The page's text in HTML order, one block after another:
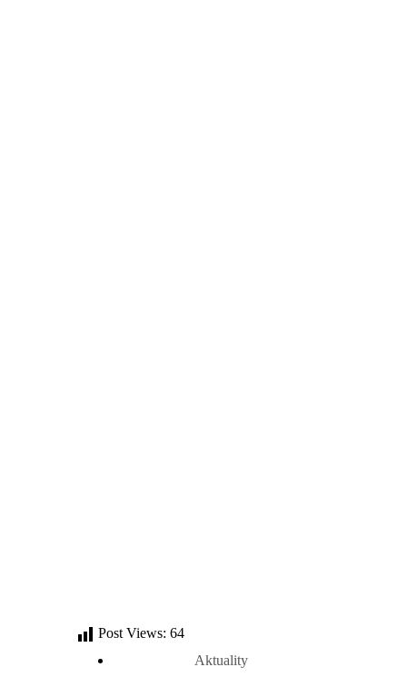
Post Views: 64
Aktuality